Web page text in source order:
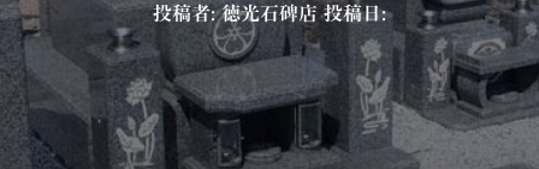
え
投稿者:徳光石碑店投稿日: